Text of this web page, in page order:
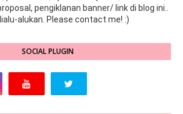
pengiklanan banner/ link di blog ini..
alukan. Please contact me! :)
SOCIAL PLUGIN